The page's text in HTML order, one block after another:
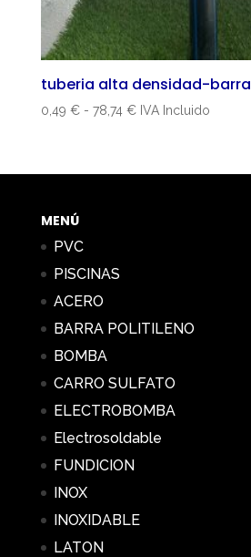
tuberia alta densidad-barra
0,49 € - 78,74 €Rango
desde
IVA Incluido
MENÚ
PVC
PISCINAS
ACERO
BARRA POLITILENO
BOMBA
CARRO SULFATO
ELECTROBOMBA
Electrosoldable
FUNDICION
INOX
INOXIDABLE
LATON